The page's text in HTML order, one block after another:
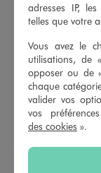
4 étoiles
2étoiles
1étoile
Trier les avis
adresses IP,
telles que votre
Vous avez le
utilisations, de
opposer ou de
chaque
valider vos
vos
des cookies ».